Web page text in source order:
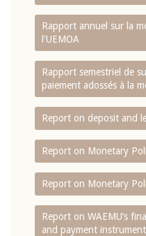
Rapport annuel sur la
l'UEMOA
Rapport semestriel de
paiement adossés à la
Report on deposit and
Report on Monetary
Report on Monetary
Report on WAEMU’s
and payment